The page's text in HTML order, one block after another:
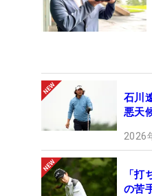
石川
悪天
2026
「
の苦